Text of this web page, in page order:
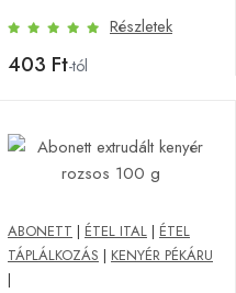
100 g
Részletek
403 Ft-tól
ABONETT | ÉTEL ITAL | ÉTEL
TÁPLÁLKOZÁS | KENYÉR PÉKÁRU
|